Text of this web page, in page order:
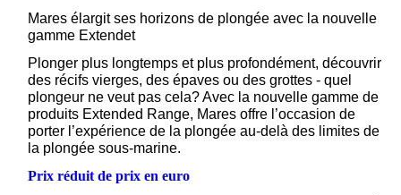
Mares élargit ses horizons de plongée avec la nouvelle
gamme Extendet
Plonger plus longtemps et plus profondément, découvrir
des récifs vierges, des épaves ou des grottes - quel
plongeur ne veut pas cela? Avec la nouvelle gamme de
produits Extended Range, Mares offre l’occasion de
porter l’expérience de la plongée au-delà des limites de
la plongée sous-marine.
Prix réduit de prix en euro